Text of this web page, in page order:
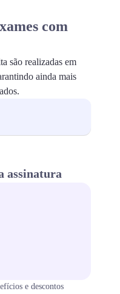
com
são realizadas em
ainda mais
assinatura
e descontos